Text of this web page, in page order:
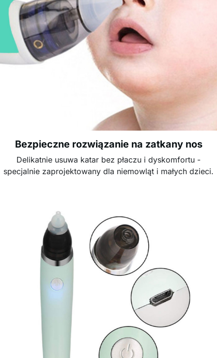
Bezpieczne rozwiązanie na zatkany nos
Delikatnie usuwa katar bez płaczu i dyskomfortu -
specjalnie zaprojektowany dla niemowląt i małych dzieci.